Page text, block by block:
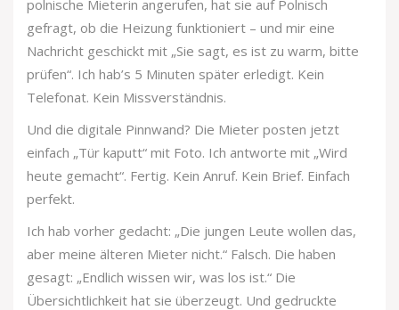
polnische Mieterin angerufen, hat sie auf Polnisch
gefragt, ob die Heizung funktioniert – und mir eine
Nachricht geschickt mit „Sie sagt, es ist zu warm, bitte
prüfen“. Ich hab’s 5 Minuten später erledigt. Kein
Telefonat. Kein Missverständnis.
Und die digitale Pinnwand? Die Mieter posten jetzt
einfach „Tür kaputt“ mit Foto. Ich antworte mit „Wird
heute gemacht“. Fertig. Kein Anruf. Kein Brief. Einfach
perfekt.
Ich hab vorher gedacht: „Die jungen Leute wollen das,
aber meine älteren Mieter nicht.“ Falsch. Die haben
gesagt: „Endlich wissen wir, was los ist.“ Die
Übersichtlichkeit hat sie überzeugt. Und gedruckte